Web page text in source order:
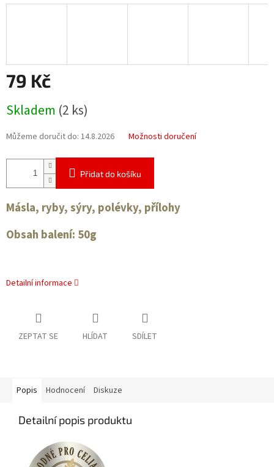
79 Kč
cena:
Skladem (2 ks)
Můžeme doručit do: 14.8.2026 Možnosti doručení
Přidat do košíku
Másla, ryby, sýry, polévky, přílohy
Obsah balení: 50g
Detailní informace
ZEPTAT SE HLÍDAT SDÍLET
Popis Hodnocení Diskuze
Detailní popis produktu